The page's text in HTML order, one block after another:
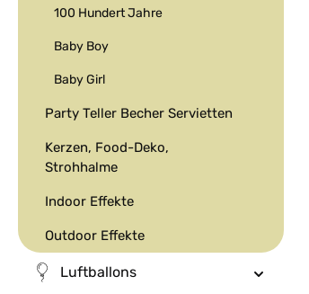
100 Hundert Jahre
Baby Boy
Baby Girl
Party Teller Becher Servietten
Kerzen, Food-Deko,
Strohhalme
Indoor Effekte
Outdoor Effekte
Luftballons